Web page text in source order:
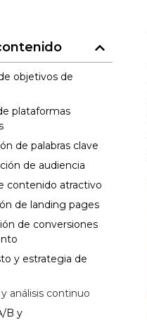
objetivos de
plataformas
de palabras clave
de audiencia
contenido atractivo
de landing pages
de conversiones
y estrategia de
análisis continuo
B y